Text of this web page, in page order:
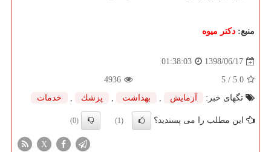
منبع: دكتر میوه
1398/06/17
01:38:03
5.0
/ 5
4936
تگهای خبر:
آزمایش , بهداشت , پزشك , خدمات
این مطلب را می پسندید؟ (1)
(0)
X